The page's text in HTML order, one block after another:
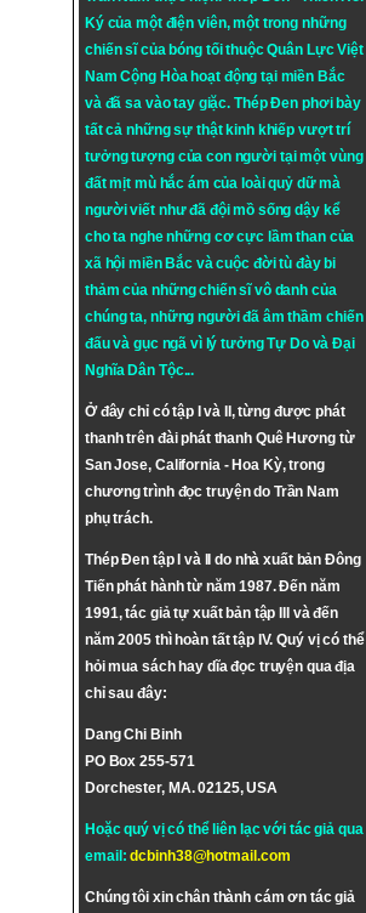
Ký của một điện viên, một trong những
chiến sĩ của bóng tối thuộc Quân Lực Việt
Nam Cộng Hòa hoạt động tại miền Bắc
và đã sa vào tay giặc. Thép Đen phơi bày
tất cả những sự thật kinh khiếp vượt trí
tưởng tượng của con người tại một vùng
đất mịt mù hắc ám của loài quỷ dữ mà
người viết như đã đội mồ sống dậy kể
cho ta nghe những cơ cực lầm than của
xã hội miền Bắc và cuộc đời tù đày bi
thảm của những chiến sĩ vô danh của
chúng ta, những người đã âm thầm chiến
đấu và gục ngã vì lý tưởngTự DovàĐại
Nghĩa Dân Tộc...
Ở đây chỉ có tập I và II, từng được phát
thanh trên đài phát thanh Quê Hương từ
San Jose, California - Hoa Kỳ, trong
chương trình đọc truyện do Trần Nam
phụ trách.
Thép Đen tập I và II do nhà xuất bản Đông
Tiến phát hành từ năm 1987. Đến năm
1991, tác giả tự xuất bản tập III và đến
năm 2005 thì hoàn tất tập IV. Quý vị có thể
hỏi mua sách hay dĩa đọc truyện qua địa
chỉ sau đây:
Dang Chi Binh
PO Box 255-571
Dorchester, MA. 02125, USA
Hoặc quý vị có thể liên lạc với tác giả qua
email:dcbinh38@hotmail.com
Chúng tôi xin chân thành cám ơn tác giả